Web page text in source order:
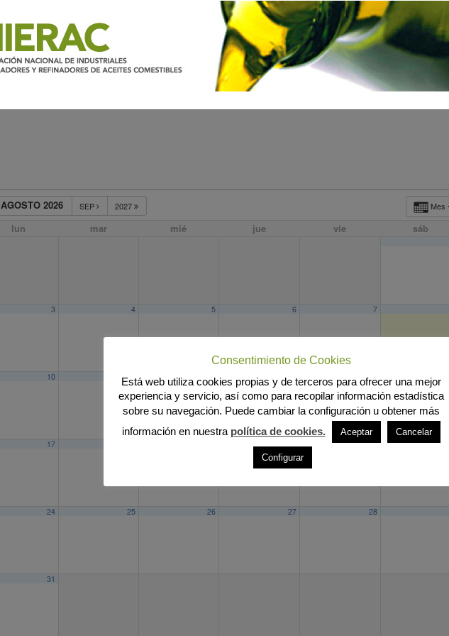
Mes
AGOSTO 2026 SEP 2027
lun mar mié jue vie sáb
3 4 5 6 7
10 11 12 13 14
17 20 21
24 25 26 27 28
31
Consentimiento de Cookies
Está web utiliza cookies propias y de terceros para ofrecer una mejor
experiencia y servicio, así como para recopilar información estadística
sobre su navegación. Puede cambiar la configuración u obtener más
información en nuestra política de cookies. Aceptar Cancelar
Configurar